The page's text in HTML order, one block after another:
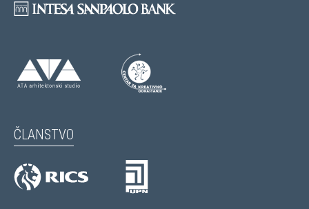
ČLANSTVO